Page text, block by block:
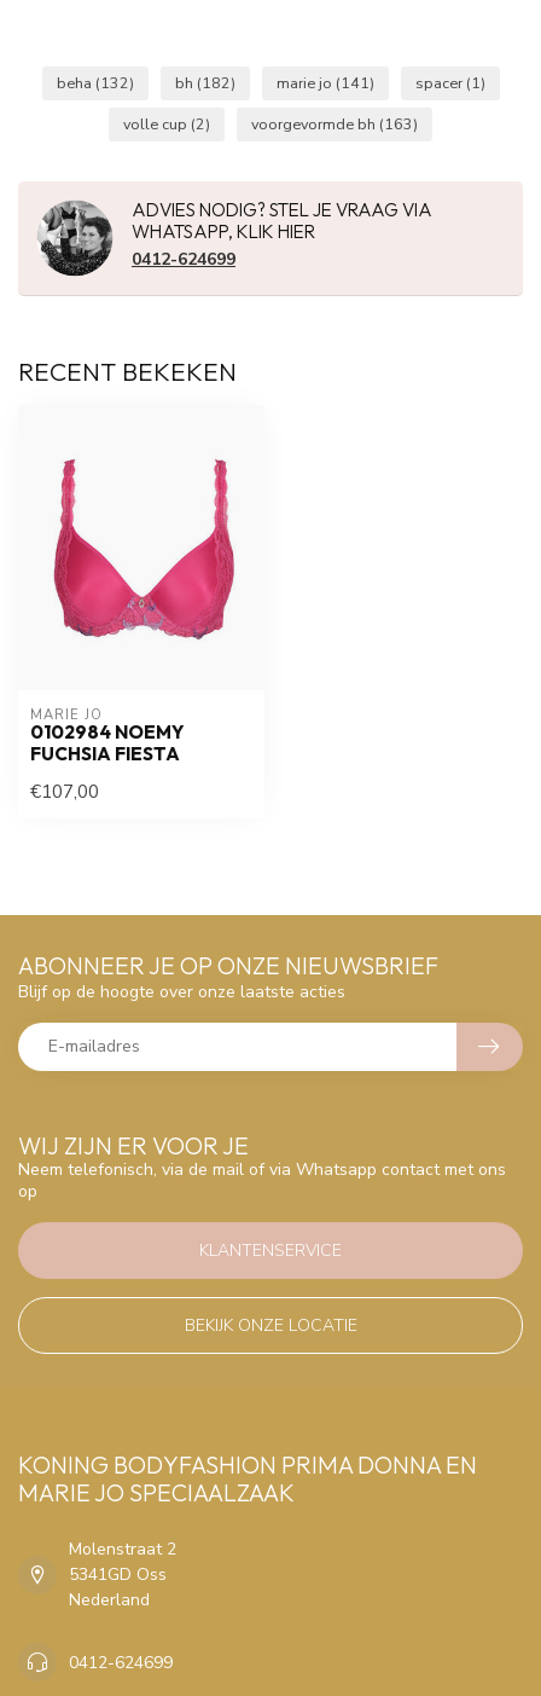
beha (132) bh (182) marie jo (141) spacer (1)
volle cup (2) voorgevormde bh (163)
ADVIES NODIG? STEL JE VRAAG VIA
WHATSAPP, KLIK HIER
0412-624699
RECENT BEKEKEN
MARIE JO
0102984 NOEMY
FUCHSIA FIESTA
€107,00
WIJ ZIJN ER VOOR JE
Neem telefonisch, via de mail of via Whatsapp contact met ons
op
KLANTENSERVICE
BEKIJK ONZE LOCATIE
ABONNEER JE OP ONZE NIEUWSBRIEF
Blijf op de hoogte over onze laatste acties
KONING BODYFASHION PRIMA DONNA EN
MARIE JO SPECIAALZAAK
Molenstraat 2
5341GD Oss
Nederland
0412-624699